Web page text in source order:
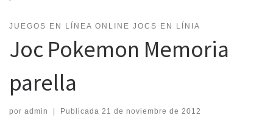
JUEGOS EN LÍNEA ONLINE JOCS EN LÍNIA
Joc Pokemon Memoria
parella
por admin Publicada 21 de noviembre de 2012